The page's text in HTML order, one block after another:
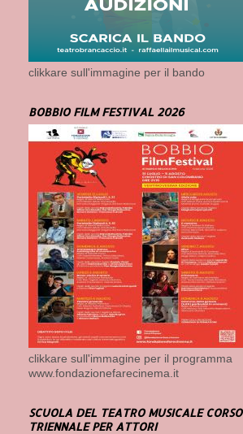
clikkare sull'immagine per il bando
BOBBIO FILM FESTIVAL 2026
clikkare sull'immagine per il programma
www.fondazionefarecinema.it
SCUOLA DEL TEATRO MUSICALE CORSO
TRIENNALE PER ATTORI